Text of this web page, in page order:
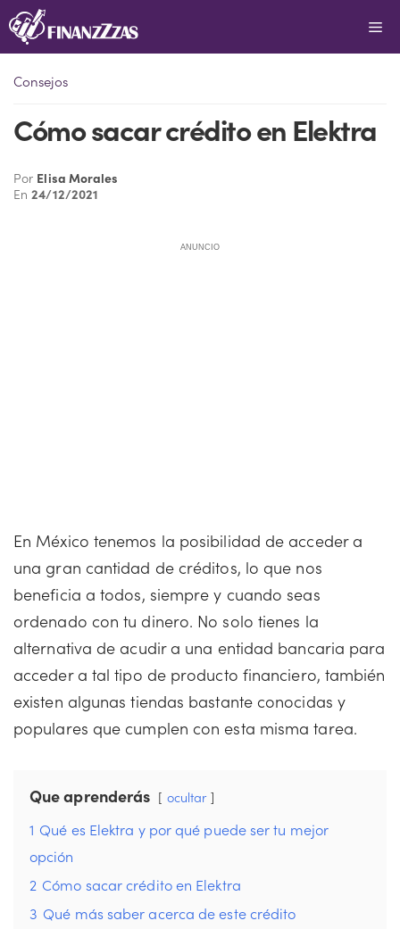
Saltar
al
Consejos
Cómo sacar crédito en Elektra
Por Elisa Morales
En24/12/2021
ANUNCIO
En México tenemos la posibilidad de acceder a
una gran cantidad de créditos, lo que nos
beneficia a todos, siempre y cuando seas
ordenado con tu dinero. No solo tienes la
alternativa de acudir a una entidad bancaria para
acceder a tal tipo de producto financiero, también
existen algunas tiendas bastante conocidas y
populares que cumplen con esta misma tarea.
Que aprenderás ocultar
1 Qué es Elektra y por qué puede ser tu mejor
opción
2 Cómo sacar crédito en Elektra
3 Qué más saber acerca de este crédito